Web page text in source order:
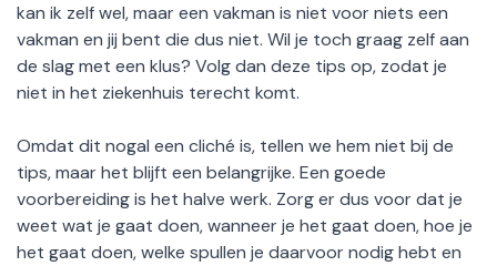
kan ik zelf wel, maar een vakman is niet voor niets een
vakman en jij bent die dus niet. Wil je toch graag zelf aan
de slag met een klus? Volg dan deze tips op, zodat je
niet in het ziekenhuis terecht komt.
Omdat dit nogal een cliché is, tellen we hem niet bij de
tips, maar het blijft een belangrijke. Een goede
voorbereiding is het halve werk. Zorg er dus voor dat je
weet wat je gaat doen, wanneer je het gaat doen, hoe je
het gaat doen, welke spullen je daarvoor nodig hebt en